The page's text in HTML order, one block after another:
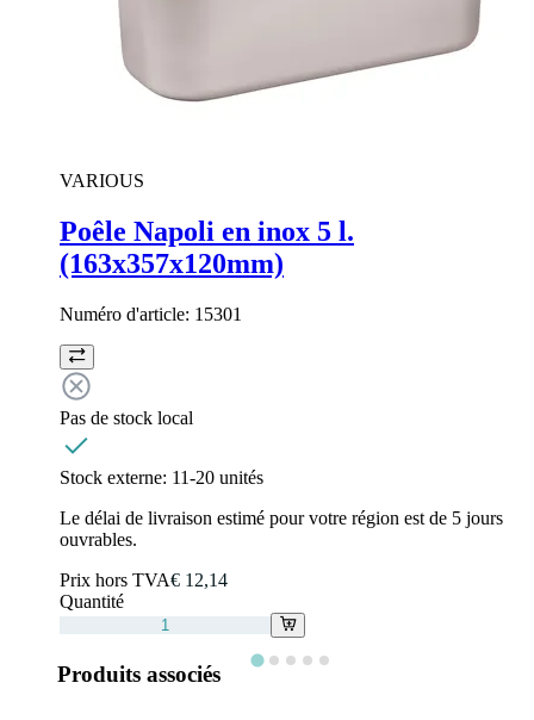
VARIOUS
Poêle Napoli en inox 5 l.
(163x357x120mm)
Numéro d'article: 15301
Pas de stock local
Stock externe: 11-20 unités
Le délai de livraison estimé pour votre région est de 5 jours
ouvrables.
Prix hors TVA€ 12,14
Quantité
Produits associés